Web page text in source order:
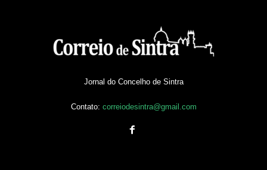
Jornal do Concelho de Sintra
Contato: correiodesintra@gmail.com